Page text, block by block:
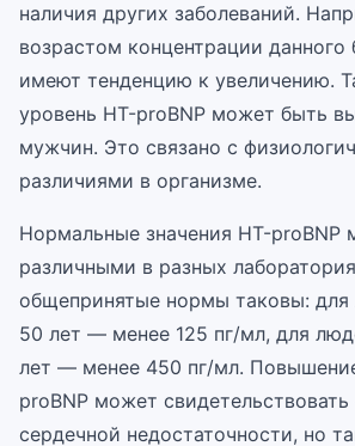
наличия других заболеваний.
возрастом концентрации данного
имеют тенденцию к увеличению.
уровень НТ-proBNP может быть
мужчин. Это связано с
различиями в организме.
Нормальные значения НТ-proBNP
различными в разных
общепринятые нормы таковы:
50 лет — менее 125 пг/мл, для
лет — менее 450 пг/мл.
proBNP может
сердечной недостаточности, но